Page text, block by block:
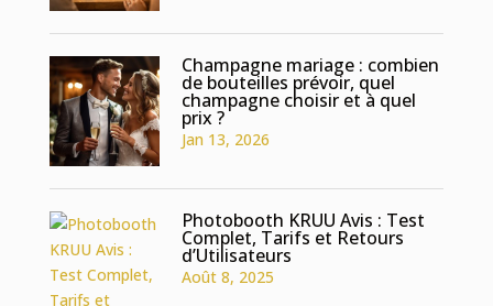
Champagne mariage : combien
de bouteilles prévoir, quel
champagne choisir et à quel
prix ?
Jan 13, 2026
Photobooth KRUU Avis : Test
Complet, Tarifs et Retours
d’Utilisateurs
Août 8, 2025